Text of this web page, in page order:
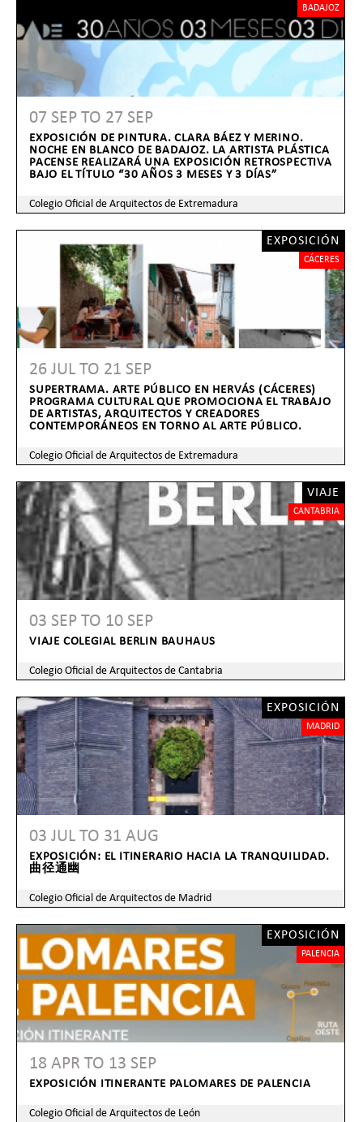
BADAJOZ
07 SEP TO 27 SEP
EXPOSICIÓN DE PINTURA. CLARA BÁEZ Y MERINO.
NOCHE EN BLANCO DE BADAJOZ. LA ARTISTA PLÁSTICA
PACENSE REALIZARÁ UNA EXPOSICIÓN RETROSPECTIVA
BAJO EL TÍTULO “30 AÑOS 3 MESES Y 3 DÍAS”
Colegio Oficial de Arquitectos de Extremadura
EXPOSICIÓN
CÁCERES
26 JUL TO 21 SEP
SUPERTRAMA. ARTE PÚBLICO EN HERVÁS (CÁCERES)
PROGRAMA CULTURAL QUE PROMOCIONA EL TRABAJO
DE ARTISTAS, ARQUITECTOS Y CREADORES
CONTEMPORÁNEOS EN TORNO AL ARTE PÚBLICO.
Colegio Oficial de Arquitectos de Extremadura
VIAJE
CANTABRIA
03 SEP TO 10 SEP
VIAJE COLEGIAL BERLIN BAUHAUS
Colegio Oficial de Arquitectos de Cantabria
EXPOSICIÓN
MADRID
03 JUL TO 31 AUG
EXPOSICIÓN: EL ITINERARIO HACIA LA TRANQUILIDAD.
曲径通幽
Colegio Oficial de Arquitectos de Madrid
EXPOSICIÓN
PALENCIA
18 APR TO 13 SEP
EXPOSICIÓN ITINERANTE PALOMARES DE PALENCIA
Colegio Oficial de Arquitectos de León